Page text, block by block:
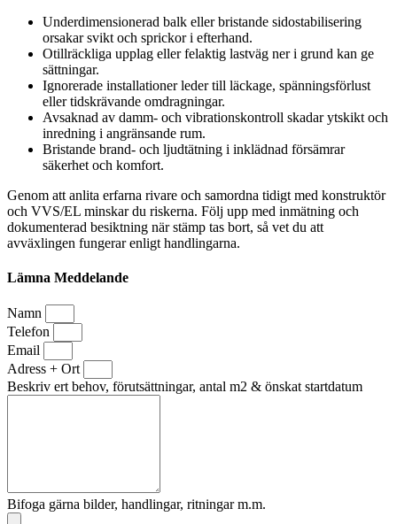
Underdimensionerad balk eller bristande sidostabilisering
orsakar svikt och sprickor i efterhand.
Otillräckliga upplag eller felaktig lastväg ner i grund kan ge
sättningar.
Ignorerade installationer leder till läckage, spänningsförlust
eller tidskrävande omdragningar.
Avsaknad av damm- och vibrationskontroll skadar ytskikt och
inredning i angränsande rum.
Bristande brand- och ljudtätning i inklädnad försämrar
säkerhet och komfort.
Genom att anlita erfarna rivare och samordna tidigt med konstruktör
och VVS/EL minskar du riskerna. Följ upp med inmätning och
dokumenterad besiktning när stämp tas bort, så vet du att
avväxlingen fungerar enligt handlingarna.
Lämna Meddelande
Namn
Telefon
Email
Adress + Ort
Beskriv ert behov, förutsättningar, antal m2 & önskat startdatum
Bifoga gärna bilder, handlingar, ritningar m.m.